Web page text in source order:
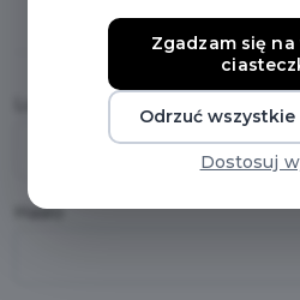
Zaloguj
(E-mail / Telefon komórkowy)
Hasło
Zgadzam się
Odrzuć
Dostosuj